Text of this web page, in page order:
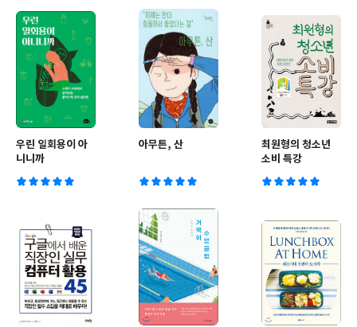
우린 일회용이 아
니니까
아무튼, 산
최원형의 청소년
소비 특강